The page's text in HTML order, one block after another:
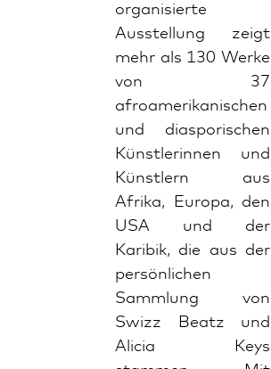
organisierte
Ausstellung zeigt
mehr als 130 Werke
von 37
afroamerikanischen
und diasporischen
Künstlerinnen und
Künstlern aus
Afrika, Europa, den
USA und der
Karibik, die aus der
persönlichen
Sammlung von
Swizz Beatz und
Alicia Keys